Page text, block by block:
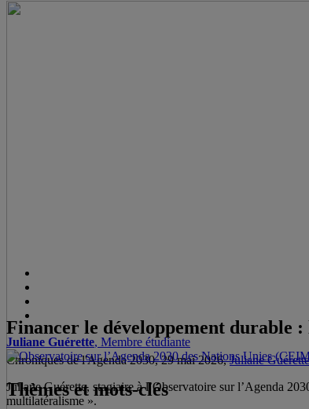
Financer le développement durable
Chroniques de l'Agenda 2030, 29 mai 2026,Juliane Guérette
Juliane Guérette, stagiaire à l’Observatoire sur l’Agenda
multilatéralisme ».
Juliane Guérette, Membre étudiante
Thèmes et mots-clés